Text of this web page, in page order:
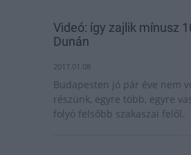
Videó: így zajlik mínusz
Dunán
2017.01.08
Budapesten jó pár éve nem
részünk, egyre több, egyre
folyó felsőbb szakaszai felől.